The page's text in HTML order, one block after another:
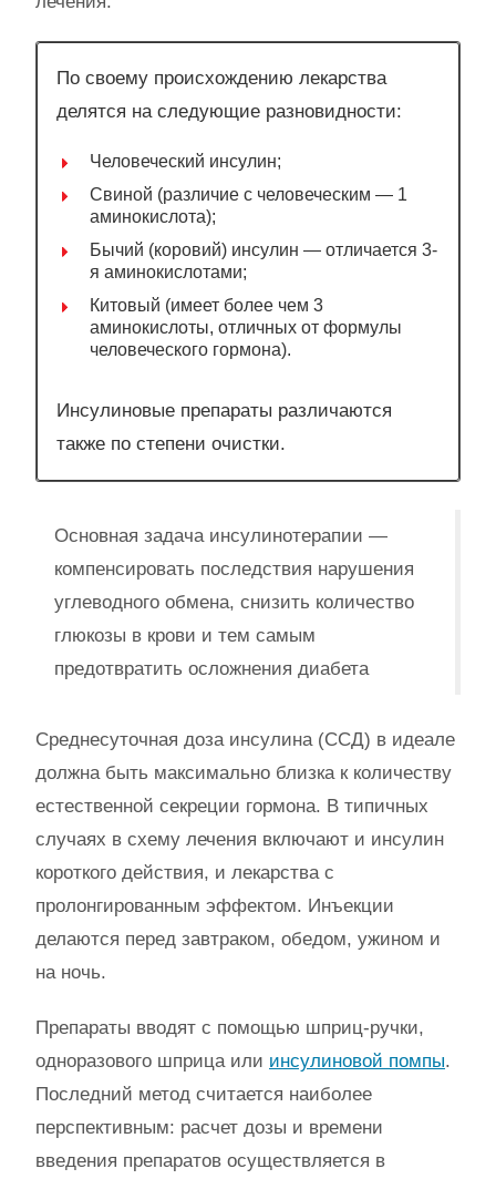
По своему происхождению лекарства
делятся на следующие разновидности:
Человеческий инсулин;
Свиной (различие с человеческим — 1
аминокислота);
Бычий (коровий) инсулин — отличается 3-
я аминокислотами;
Китовый (имеет более чем 3
аминокислоты, отличных от формулы
человеческого гормона).
Инсулиновые препараты различаются
также по степени очистки.
Основная задача инсулинотерапии —
компенсировать последствия нарушения
углеводного обмена, снизить количество
глюкозы в крови и тем самым
предотвратить осложнения диабета
Среднесуточная доза инсулина (ССД) в идеале
должна быть максимально близка к количеству
естественной секреции гормона. В типичных
случаях в схему лечения включают и инсулин
короткого действия, и лекарства с
пролонгированным эффектом. Инъекции
делаются перед завтраком, обедом, ужином и
на ночь.
Препараты вводят с помощью шприц-ручки,
одноразового шприца или инсулиновой помпы.
Последний метод считается наиболее
перспективным: расчет дозы и времени
введения препаратов осуществляется в